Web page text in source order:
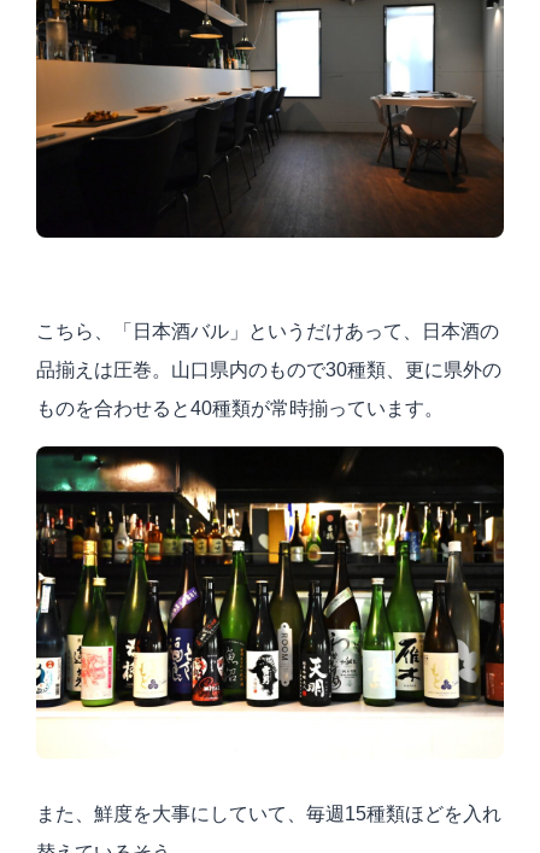
こちら、「日本酒バル」というだけあって、日本酒の
品揃えは圧巻。山口県内のもので30種類、更に県外の
ものを合わせると40種類が常時揃っています。
また、鮮度を大事にしていて、毎週15種類ほどを入れ